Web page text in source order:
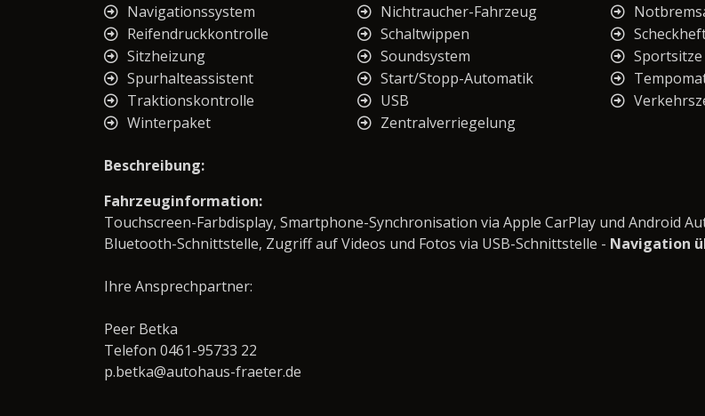
Navigationssystem
Nichtraucher-Fahrzeug
Reifendruckkontrolle
Schaltwippen
Sitzheizung
Soundsystem Sportsitze
Spurhalteassistent
Start/Stopp-Automatik
Traktionskontrolle
USB
Winterpaket
Zentralverriegelung
Beschreibung:
Fahrzeuginformation:
Touchscreen-Farbdisplay, Smartphone-Synchronisation via Apple CarPlay und Android
Bluetooth-Schnittstelle, Zugriff auf Videos und Fotos via USB-Schnittstelle - Navigation
Ihre Ansprechpartner:
Peer Betka
Telefon 0461-95733 22
p.betka@autohaus-fraeter.de